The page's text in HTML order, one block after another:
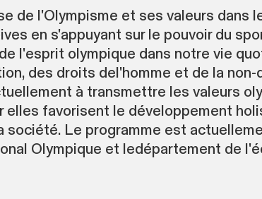
de l'Olympisme et ses valeurs
en s'appuyant sur le pouvoir du
l'esprit olympique dans notre vie
des droits del'homme et de la
à transmettre les valeurs
elles favorisent le développement
société. Le programme est
Olympique et ledépartement de